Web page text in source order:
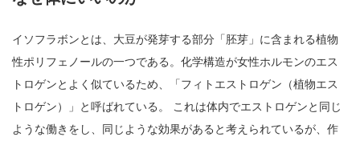
イソフラボンとは、大豆が発芽する部分「胚芽」に含まれる植物
性ポリフェノールの一つである。化学構造が女性ホルモンのエス
トロゲンとよく似ているため、「フィトエストロゲン（植物エス
トロゲン）」と呼ばれている。 これは体内でエストロゲンと同じ
ような働きをし、同じような効果があると考えられているが、作